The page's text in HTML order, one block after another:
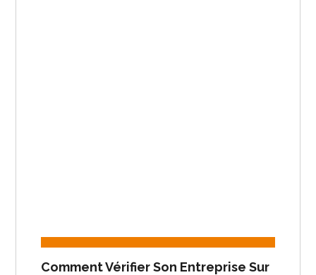
Comment Vérifier Son Entreprise Sur